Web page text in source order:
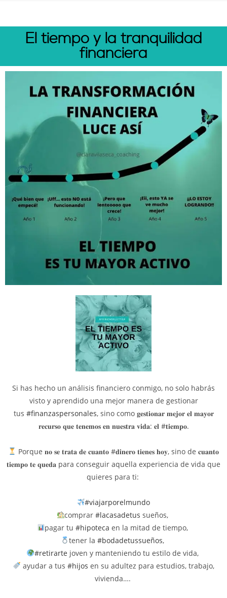
El tiempo y la tranquilidad
financiera
Si has hecho un análisis financiero conmigo, no solo habrás
visto y aprendido una mejor manera de gestionar
tus #finanzaspersonales, sino como 𝐠𝐞𝐬𝐭𝐢𝐨𝐧𝐚𝐫 𝐦𝐞𝐣𝐨𝐫 𝐞𝐥 𝐦𝐚𝐲𝐨𝐫
𝐫𝐞𝐜𝐮𝐫𝐬𝐨 𝐪𝐮𝐞 𝐭𝐞𝐧𝐞𝐦𝐨𝐬 𝐞𝐧 𝐧𝐮𝐞𝐬𝐭𝐫𝐚 𝐯𝐢𝐝𝐚: 𝐞𝐥 #𝐭𝐢𝐞𝐦𝐩𝐨.⁣
Porque 𝐧𝐨 𝐬𝐞 𝐭𝐫𝐚𝐭𝐚 𝐝𝐞 𝐜𝐮𝐚𝐧𝐭𝐨 #𝐝𝐢𝐧𝐞𝐫𝐨 𝐭𝐢𝐞𝐧𝐞𝐬 𝐡𝐨𝐲, sino de 𝐜𝐮𝐚𝐧𝐭𝐨
𝐭𝐢𝐞𝐦𝐩𝐨 𝐭𝐞 𝐪𝐮𝐞𝐝𝐚 para conseguir aquella experiencia de vida que
quieres para ti: ⁣
#viajarporelmundo
comprar#lacasadetus sueños, ⁣
pagar tu#hipoteca en la mitad de tiempo, ⁣
tener la #bodadetussueños, ⁣
#retirarte joven y manteniendo tu estilo de vida, ⁣
ayudar a tus #hijos en su adultez para estudios, trabajo,
vivienda…. ⁣